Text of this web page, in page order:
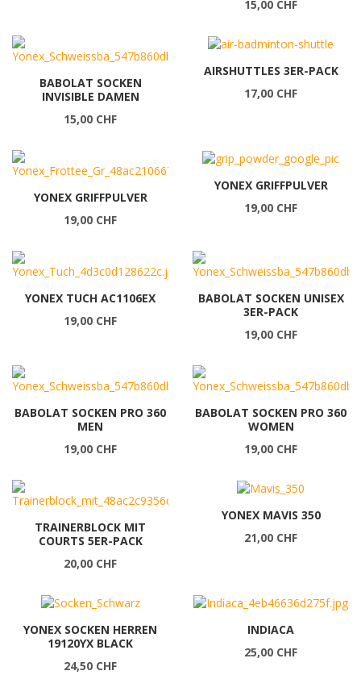
15,00 CHF
BABOLAT SOCKEN
INVISIBLE DAMEN
15,00 CHF
AIRSHUTTLES 3ER-PACK
17,00 CHF
YONEX GRIFFPULVER
19,00 CHF
YONEX GRIFFPULVER
19,00 CHF
YONEX TUCH AC1106EX
19,00 CHF
BABOLAT SOCKEN UNISEX
3ER-PACK
19,00 CHF
BABOLAT SOCKEN PRO 360
MEN
19,00 CHF
BABOLAT SOCKEN PRO 360
WOMEN
19,00 CHF
TRAINERBLOCK MIT
COURTS 5ER-PACK
20,00 CHF
YONEX MAVIS 350
21,00 CHF
YONEX SOCKEN HERREN
19120YX BLACK
24,50 CHF
INDIACA
25,00 CHF